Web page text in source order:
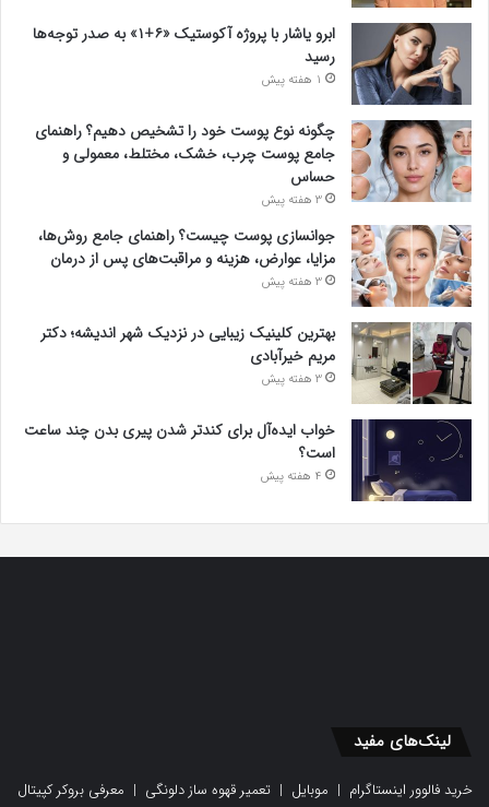
ابرو یاشار با پروژه آکوستیک «۶+۱» به صدر توجه‌ها
رسید
1 هفته پیش
چگونه نوع پوست خود را تشخیص دهیم؟ راهنمای
جامع پوست چرب، خشک، مختلط، معمولی و
حساس
3 هفته پیش
جوانسازی پوست چیست؟ راهنمای جامع روش‌ها،
مزایا، عوارض، هزینه و مراقبت‌های پس از درمان
3 هفته پیش
بهترین کلینیک زیبایی در نزدیک شهر اندیشه؛ دکتر
مریم خیرآبادی
3 هفته پیش
خواب ایده‌آل برای کندتر شدن پیری بدن چند ساعت
است؟
4 هفته پیش
لینک‌های مفید
خرید فالوور اینستاگرام | موبایل | تعمیر قهوه ساز دلونگی | معرفی بروکر کپیتال